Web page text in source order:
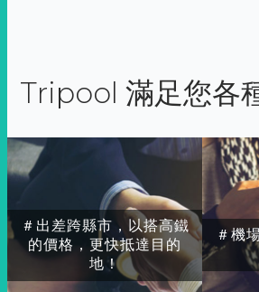
Tripool 滿足您各
＃出差跨縣市，以搭高鐵
的價格，更快抵達目的
地！
＃機